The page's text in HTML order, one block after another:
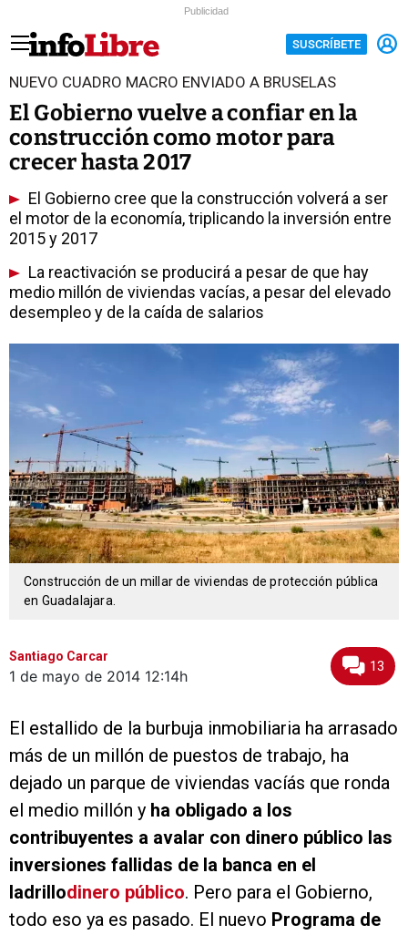
Publicidad
SUSCRÍBETE
NUEVO CUADRO MACRO ENVIADO A BRUSELAS
El Gobierno vuelve a confiar en la
construcción como motor para
crecer hasta 2017
El Gobierno cree que la construcción volverá a ser
el motor de la economía, triplicando la inversión entre
2015 y 2017
La reactivación se producirá a pesar de que hay
medio millón de viviendas vacías, a pesar del elevado
desempleo y de la caída de salarios
Construcción de un millar de viviendas de protección pública
en Guadalajara.
Santiago Carcar
1 de mayo de 2014 12:14h
13
El estallido de la burbuja inmobiliaria ha arrasado
más de un millón de puestos de trabajo, ha
dejado un parque de viviendas vacíás que ronda
el medio millón y ha obligado a los
contribuyentes a avalar con dinero público las
inversiones fallidas de la banca en el
ladrillodinero público. Pero para el Gobierno,
todo eso ya es pasado. El nuevo Programa de